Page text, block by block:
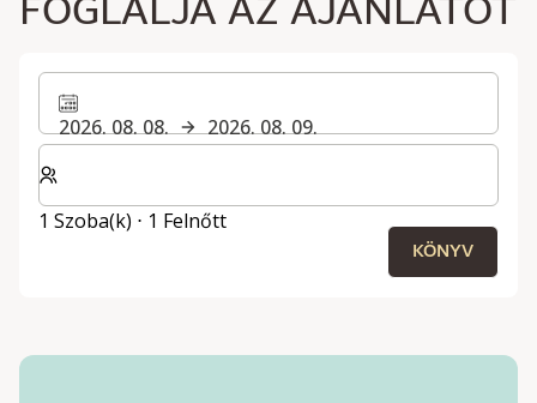
2026. 08. 08.
2026. 08. 09.
Válassza ki a szobák és a vendégek számát
1 Szoba(k) ⋅ 1 Felnőtt
KÖNYV